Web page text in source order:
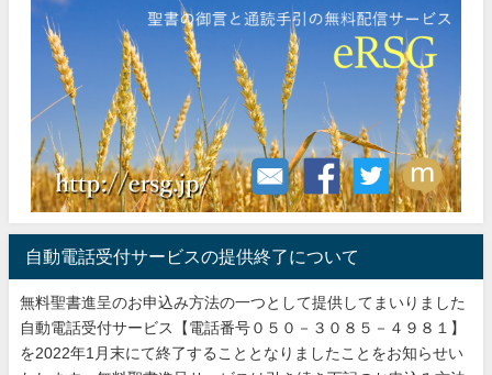
自動電話受付サービスの提供終了について
無料聖書進呈のお申込み方法の一つとして提供してまいりました
自動電話受付サービス【電話番号０５０－３０８５－４９８１】
を2022年1月末にて終了することとなりましたことをお知らせい